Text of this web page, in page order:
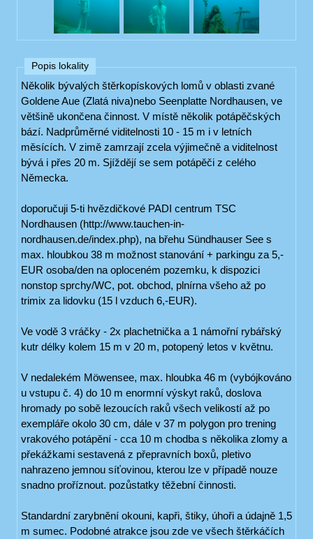
Popis lokality
Několik bývalých štěrkopískových lomů v oblasti zvané
Goldene Aue (Zlatá niva)nebo Seenplatte Nordhausen, ve
většině ukončena činnost. V místě několik potápěčských
bází. Nadprůměrné viditelnosti 10 - 15 m i v letních
měsících. V zimě zamrzají zcela výjimečně a viditelnost
bývá i přes 20 m. Sjíždějí se sem potápěči z celého
Německa.
doporučuji 5-ti hvězdičkové PADI centrum TSC
Nordhausen (http://www.tauchen-in-
nordhausen.de/index.php), na břehu Sündhauser See s
max. hloubkou 38 m možnost stanování + parkingu za 5,-
EUR osoba/den na oploceném pozemku, k dispozici
nonstop sprchy/WC, pot. obchod, plnírna všeho až po
trimix za lidovku (15 l vzduch 6,-EUR).
Ve vodě 3 vráčky - 2x plachetnička a 1 námořní rybářský
kutr délky kolem 15 m v 20 m, potopený letos v květnu.
V nedalekém Möwensee, max. hloubka 46 m (vybójkováno
u vstupu č. 4) do 10 m enormní výskyt raků, doslova
hromady po sobě lezoucích raků všech velikostí až po
exempláře okolo 30 cm, dále v 37 m polygon pro trening
vrakového potápění - cca 10 m chodba s několika zlomy a
překážkami sestavená z přepravních boxů, pletivo
nahrazeno jemnou síťovinou, kterou lze v případě nouze
snadno proříznout. pozůstatky těžební činnosti.
Standardní zarybnění okouni, kapři, štiky, úhoři a údajně 1,5
m sumec. Podobné atrakce jsou zde ve všech štěrkáčích